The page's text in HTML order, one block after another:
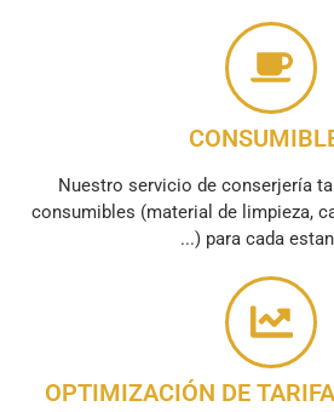
Nuestro servicio de conserjería
consumibles (material de limpieza,
...) para cada
OPTIMIZACIÓN DE